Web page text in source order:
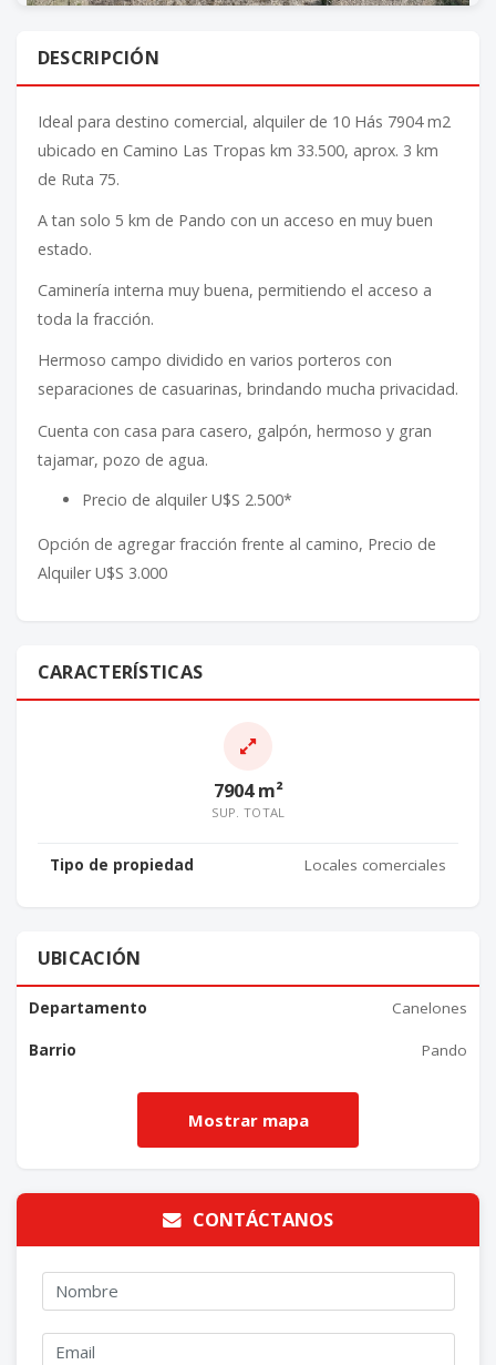
DESCRIPCIÓN
Ideal para destino comercial, alquiler de 10 Hás 7904 m2
ubicado en Camino Las Tropas km 33.500, aprox. 3 km
de Ruta 75.
A tan solo 5 km de Pando con un acceso en muy buen
estado.
Caminería interna muy buena, permitiendo el acceso a
toda la fracción.
Hermoso campo dividido en varios porteros con
separaciones de casuarinas, brindando mucha privacidad.
Cuenta con casa para casero, galpón, hermoso y gran
tajamar, pozo de agua.
Precio de alquiler U$S 2.500*
Opción de agregar fracción frente al camino, Precio de
Alquiler U$S 3.000
CARACTERÍSTICAS
7904 m²
SUP. TOTAL
Tipo de propiedad Locales comerciales
UBICACIÓN
Departamento Canelones
Barrio Pando
CONTÁCTANOS